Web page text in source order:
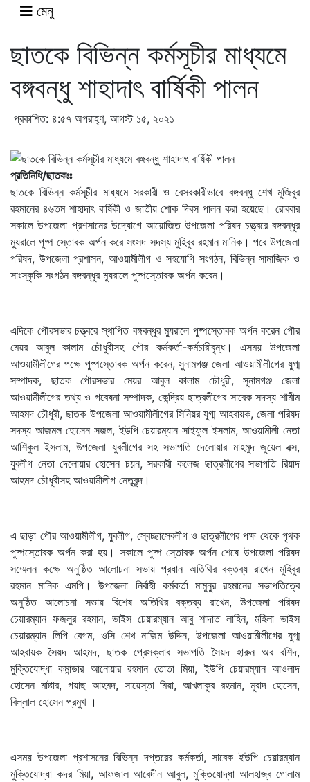
মেনু
ছাতকে বিভিন্ন কর্মসূচীর মাধ্যমে
বঙ্গবন্ধু শাহাদাৎ বার্ষিকী পালন
প্রকাশিত: ৪:৫৭ অপরাহ্ণ, আগস্ট ১৫, ২০২১
প্রতিনিধি/ছাতকঃঃ
ছাতকে বিভিন্ন কর্মসূচীর মাধ্যমে সরকারী ও বেসরকারীভাবে বঙ্গবন্ধু শেখ মুজিবুর
রহমানের ৪৬তম শাহাদাৎ বার্ষিকী ও জাতীয় শোক দিবস পালন করা হয়েছে। রোববার
সকালে উপজেলা প্রশসানের উদ্যোগে আয়োজিত উপজেলা পরিষদ চত্ত্বরে বঙ্গবন্ধুর
ম্যুরালে পুষ্প স্তোবক অর্পন করে সংসদ সদস্য মুহিবুর রহমান মানিক। পরে উপজেলা
পরিষদ, উপজেলা প্রশাসন, আওয়ামীলীগ ও সহযোগি সংগঠন, বিভিন্ন সামাজিক ও
সাংস্কৃকি সংগঠন বঙ্গবন্ধুর ম্যুরালে পুষ্পস্তোবক অর্পন করেন।
এদিকে পৌরসভার চত্ত্বরে স্থাপিত বঙ্গবন্ধুর ম্যুরালে পুষ্পস্তোবক অর্পন করেন পৌর
মেয়র আবুল কালাম চৌধুরীসহ পৌর কর্মকর্তা-কর্মচারীবৃন্ধ। এসময় উপজেলা
আওয়ামীলীগের পক্ষে পুষ্পস্তোবক অর্পন করেন, সুনামগঞ্জ জেলা আওয়ামীলীগের যুগ্ম
সম্পাদক, ছাতক পৌরসভার মেয়র আবুল কালাম চৌধুরী, সুনামগঞ্জ জেলা
আওয়ামীলীগের তথ্য ও গবেষনা সম্পাদক, কেন্দ্রিয় ছাত্রলীগের সাবেক সদস্য শামীম
আহমদ চৌধুরী, ছাতক উপজেলা আওয়ামীলীগের সিনিয়র যুগ্ম আহবায়ক, জেলা পরিষদ
সদস্য আজমল হোসেন সজল, ইউপি চেয়ারম্যান সাইফুল ইসলাম, আওয়ামীলী নেতা
আশিকুল ইসলাম, উপজেলা যুবলীগের সহ সভাপতি দেলোয়ার মাহমুদ জুয়েল বক্স,
যুবলীগ নেতা দেলোয়ার হোসেন চয়ন, সরকারী কলেজ ছাত্রলীগের সভাপতি রিয়াদ
আহমদ চৌধুরীসহ আওয়ামীলীগ নেতৃবৃন্দ।
এ ছাড়া পৌর আওয়ামীলীগ, যুবলীগ, স্বেচ্ছাসেবলীগ ও ছাত্রলীগের পক্ষ থেকে পৃথক
পুষ্পস্তোবক অর্পন করা হয়। সকালে পুষ্প স্তোবক অর্পন শেষে উপজেলা পরিষদ
সম্মেলন কক্ষে অনুষ্ঠিত আলোচনা সভায় প্রধান অতিথির বক্তব্য রাখেন মুহিবুর
রহমান মানিক এমপি। উপজেলা নির্বাহী কর্মকর্তা মামুনুর রহমানের সভাপতিত্বে
অনুষ্ঠিত আলোচনা সভায় বিশেষ অতিথির বক্তব্য রাখেন, উপজেলা পরিষদ
চেয়ারম্যান ফজলুর রহমান, ভাইস চেয়ারম্যান আবু শাদাত লাহিন, মহিলা ভাইস
চেয়ারম্যান লিপি বেগম, ওসি শেখ নাজিম উদ্দিন, উপজেলা আওয়ামীলীগের যুগ্ম
আহবায়ক সৈয়দ আহমদ, ছাতক প্রেসক্লাব সভাপতি সৈয়দ হারুন অর রশিদ,
মুক্তিযোদ্ধা কমান্ডার আনোয়ার রহমান তোতা মিয়া, ইউপি চেয়ারম্যান আওলাদ
হোসেন মাষ্টার, গয়াছ আহমদ, সায়েস্তা মিয়া, আখলাকুর রহমান, মুরাদ হোসেন,
বিল্লাল হোসেন প্রমুখ ।
এসময় উপজেলা প্রশাসনের বিভিন্ন দপ্তরের কর্মকর্তা, সাবেক ইউপি চেয়ারম্যান
মুক্তিযোদ্ধা কদর মিয়া, আফজাল আবেদীন আবুল, মুক্তিযোদ্ধা আলহাজ্ব গোলাম